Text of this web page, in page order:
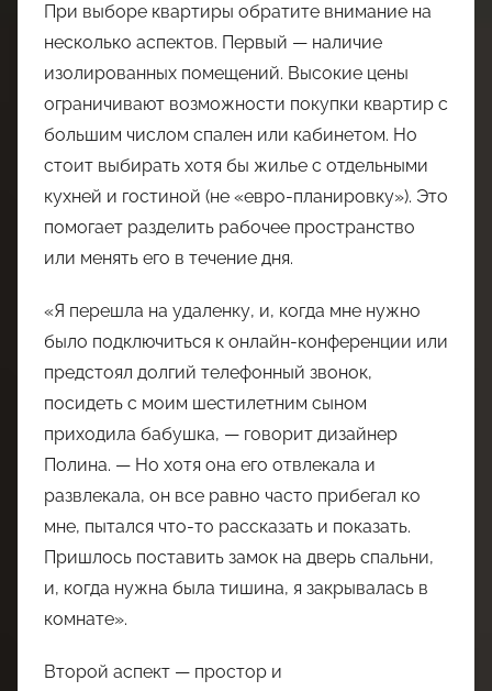
При выборе квартиры обратите внимание на
несколько аспектов. Первый — наличие
изолированных помещений. Высокие цены
ограничивают возможности покупки квартир с
большим числом спален или кабинетом. Но
стоит выбирать хотя бы жилье с отдельными
кухней и гостиной (не «евро-планировку»). Это
помогает разделить рабочее пространство
или менять его в течение дня.
«Я перешла на удаленку, и, когда мне нужно
было подключиться к онлайн-конференции или
предстоял долгий телефонный звонок,
посидеть с моим шестилетним сыном
приходила бабушка, — говорит дизайнер
Полина. — Но хотя она его отвлекала и
развлекала, он все равно часто прибегал ко
мне, пытался что-то рассказать и показать.
Пришлось поставить замок на дверь спальни,
и, когда нужна была тишина, я закрывалась в
комнате».
Второй аспект — простор и